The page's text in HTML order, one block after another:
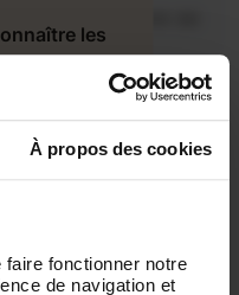
À propos des cookies
fonctionner notre
de navigation et
de 00:00 à 00:00
de 00:00 à 00:00
les
?